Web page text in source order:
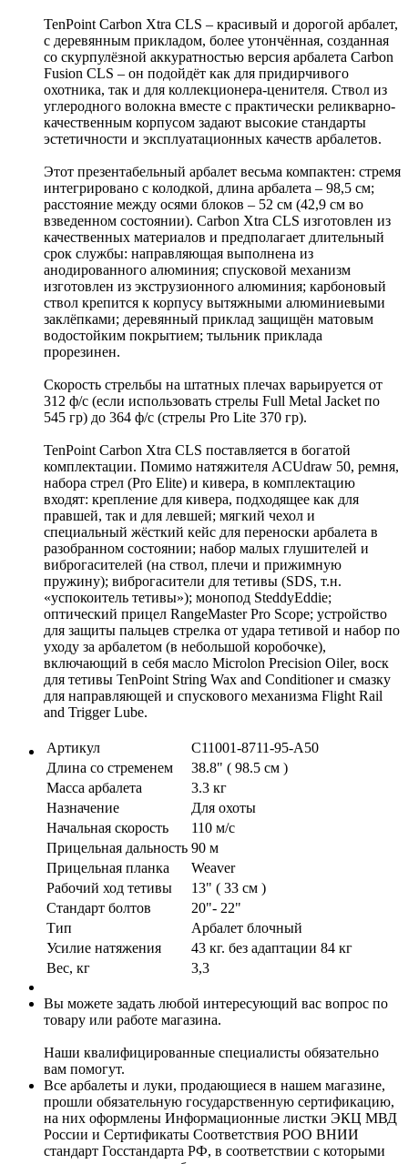
TenPoint Carbon Xtra CLS – красивый и дорогой арбалет,
с деревянным прикладом, более утончённая, созданная
со скурпулёзной аккуратностью версия арбалета Carbon
Fusion CLS – он подойдёт как для придирчивого
охотника, так и для коллекционера-ценителя. Ствол из
углеродного волокна вместе с практически реликварно-
качественным корпусом задают высокие стандарты
эстетичности и эксплуатационных качеств арбалетов.
Этот презентабельный арбалет весьма компактен: стремя
интегрировано с колодкой, длина арбалета – 98,5 см;
расстояние между осями блоков – 52 см (42,9 см во
взведенном состоянии). Carbon Xtra CLS изготовлен из
качественных материалов и предполагает длительный
срок службы: направляющая выполнена из
анодированного алюминия; спусковой механизм
изготовлен из экструзионного алюминия; карбоновый
ствол крепится к корпусу вытяжными алюминиевыми
заклёпками; деревянный приклад защищён матовым
водостойким покрытием; тыльник приклада
прорезинен.
Скорость стрельбы на штатных плечах варьируется от
312 ф/с (если использовать стрелы Full Metal Jacket по
545 гр) до 364 ф/с (стрелы Pro Lite 370 гр).
TenPoint Carbon Xtra CLS поставляется в богатой
комплектации. Помимо натяжителя ACUdraw 50, ремня,
набора стрел (Pro Elite) и кивера, в комплектацию
входят: крепление для кивера, подходящее как для
правшей, так и для левшей; мягкий чехол и
специальный жёсткий кейс для переноски арбалета в
разобранном состоянии; набор малых глушителей и
виброгасителей (на ствол, плечи и прижимную
пружину); виброгасители для тетивы (SDS, т.н.
«успокоитель тетивы»); монопод SteddyEddie;
оптический прицел RangeMaster Pro Scope; устройство
для защиты пальцев стрелка от удара тетивой и набор по
уходу за арбалетом (в небольшой коробочке),
включающий в себя масло Microlon Precision Oiler, воск
для тетивы TenPoint String Wax and Conditioner и смазку
для направляющей и спускового механизма Flight Rail
and Trigger Lube.
Артикул
C11001-8711-95-A50
Длина со стременем
38.8" ( 98.5 см )
Масса арбалета
3.3 кг
Назначение
Для охоты
Начальная скорость
110 м/с
Прицельная дальность 90 м
Прицельная планка
Weaver
Рабочий ход тетивы
13" ( 33 см )
Стандарт болтов
20"- 22"
Тип
Арбалет блочный
Усилие натяжения
43 кг. без адаптации 84 кг
Вес, кг
3,3
Вы можете задать любой интересующий вас вопрос по
товару или работе магазина.
Наши квалифицированные специалисты обязательно
вам помогут.
Все арбалеты и луки, продающиеся в нашем магазине,
прошли обязательную государственную сертификацию,
на них оформлены Информационные листки ЭКЦ МВД
России и Сертификаты Соответствия РОО ВНИИ
стандарт Госстандарта РФ, в соответствии с которыми